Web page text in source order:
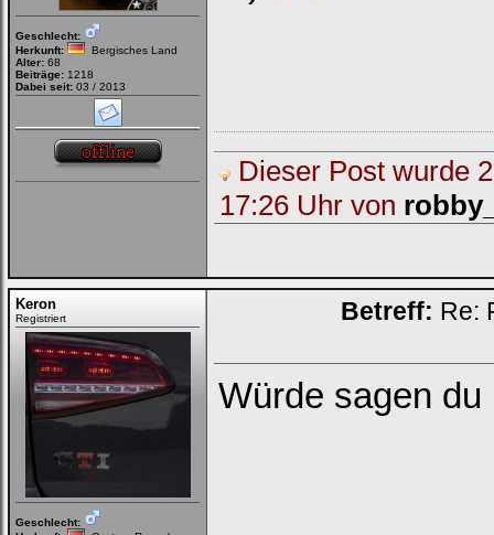
Geschlecht:
Herkunft:
Bergisches Land
Alter: 68
Beiträge: 1218
Dabei seit: 03 / 2013
Dieser Post wurde
17:26 Uhr von
Keron
Registriert
Geschlecht:
Betreff: Re:
Würde sagen